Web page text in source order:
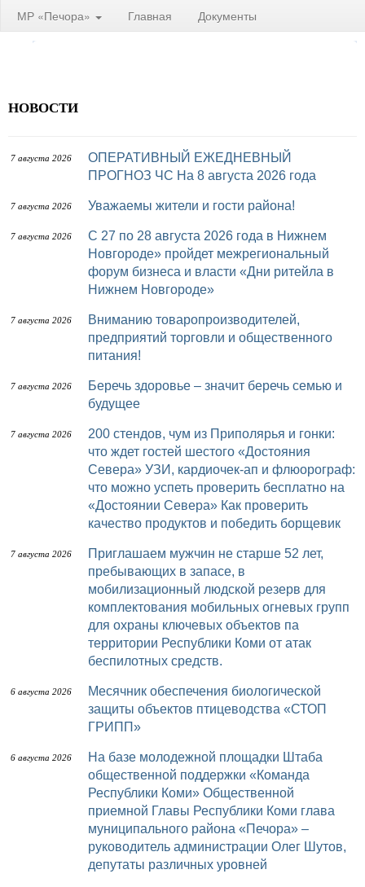
МР «Печора» Главная Документы
НОВОСТИ
7 августа 2026
ОПЕРАТИВНЫЙ ЕЖЕДНЕВНЫЙ
ПРОГНОЗ ЧС На 8 августа 2026 года
7 августа 2026 Уважаемы жители и гости района!
7 августа 2026
с 27 по 28 августа 2026 года в Нижнем
Новгороде» пройдет межрегиональный
форум бизнеса и власти «Дни ритейла в
Нижнем Новгороде»
7 августа 2026
Вниманию товаропроизводителей,
предприятий торговли и общественного
питания!
7 августа 2026
Беречь здоровье – значит беречь семью и
будущее
7 августа 2026
200 стендов, чум из Приполярья и гонки:
что ждет гостей шестого «Достояния
Севера» УЗИ, кардиочек-ап и флюорограф:
что можно успеть проверить бесплатно на
«Достоянии Севера» Как проверить
качество продуктов и победить борщевик
7 августа 2026
Приглашаем мужчин не старше 52 лет,
пребывающих в запасе, в
мобилизационный людской резерв для
комплектования мобильных огневых групп
для охраны ключевых объектов па
территории Республики Коми от атак
беспилотных средств.
6 августа 2026
Месячник обеспечения биологической
защиты объектов птицеводства «СТОП
ГРИПП»
6 августа 2026
На базе молодежной площадки Штаба
общественной поддержки «Команда
Республики Коми» Общественной
приемной Главы Республики Коми глава
муниципального района «Печора» –
руководитель администрации Олег Шутов,
депутаты различных уровней